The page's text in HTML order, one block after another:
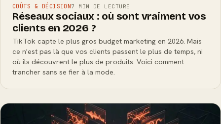
COÛTS & DÉCISION7 MIN DE LECTURE
Réseaux sociaux : où sont vraiment vos
clients en 2026 ?
TikTok capte le plus gros budget marketing en 2026. Mais
ce n'est pas là que vos clients passent le plus de temps, ni
où ils découvrent le plus de produits. Voici comment
trancher sans se fier à la mode.